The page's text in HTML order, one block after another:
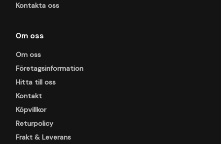
Kontakta oss
Om oss
Om oss
Företagsinformation
Hitta till oss
Kontakt
Köpvillkor
Returpolicy
Frakt & Leverans